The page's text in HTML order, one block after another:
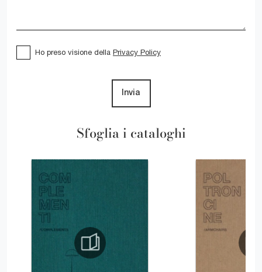
Sfoglia i cataloghi
Ho preso visione della Privacy Policy
Invia